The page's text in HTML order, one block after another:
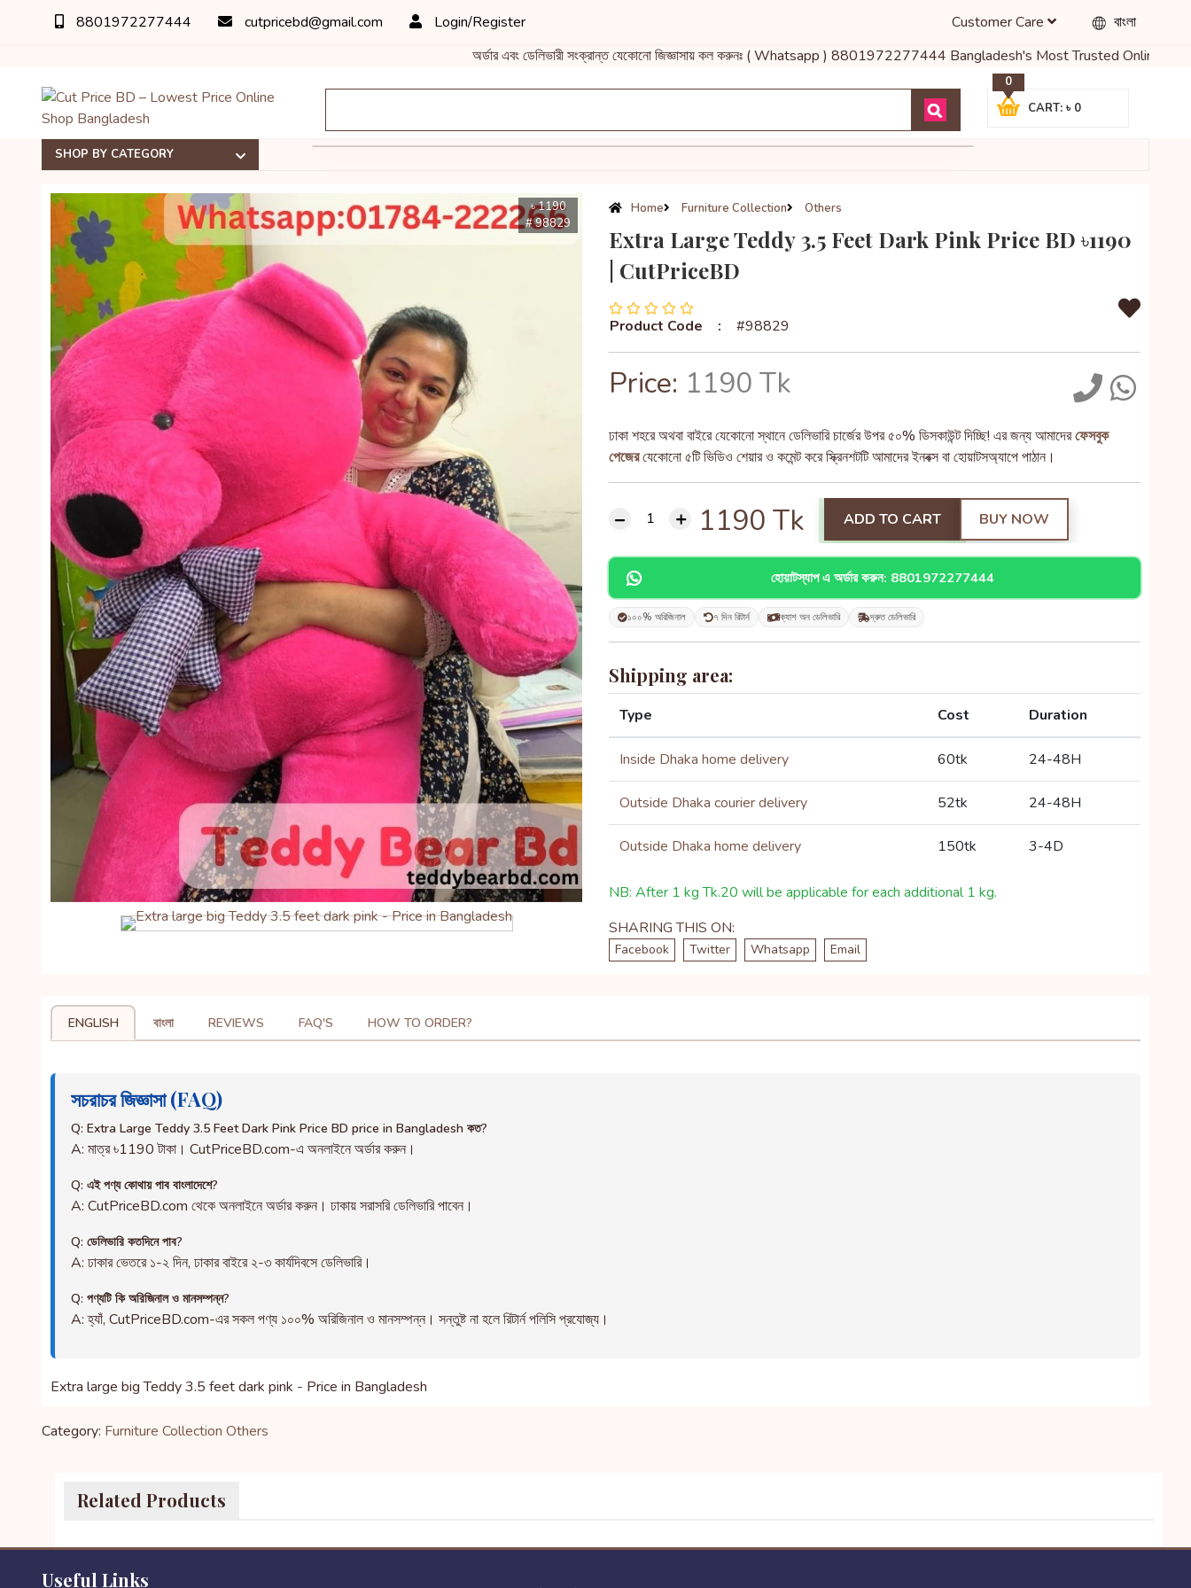
8801972277444 cutpricebd@gmail.com Login/Register বাংলা
Customer Care
অর্ডার এবং ডেলিভারী সংক্রান্ত যেকোনো জিজ্ঞাসায় কল করুনঃ ( Whatsapp ) 8801972277444 Bangladesh's Most Trusted Online Shop
CART: ৳ 0
0
SHOP BY CATEGORY
৳ 1190
# 98829
Home Furniture Collection Others
Extra Large Teddy 3.5 Feet Dark Pink Price BD ৳1190
| CutPriceBD
Product Code : #98829
Price: 1190 Tk
ঢাকা শহরে অথবা বাইরে যেকোনো স্থানে ডেলিভারি চার্জের উপর ৫০% ডিসকাউন্ট দিচ্ছি! এর জন্য আমাদেরফেসবুক
পেজেরযেকোনো ৫টি ভিডিও শেয়ার ও কমেন্ট করে স্ক্রিনশটটি আমাদের ইনবক্স বা হোয়াটসঅ্যাপে পাঠান।
1190 Tk ADD TO CART BUY NOW
হোয়াটস্যাপ এ অর্ডার করুন: 8801972277444
১০০% অরিজিনাল ৭ দিন রিটার্ন ক্যাশ অন ডেলিভারি দ্রুত ডেলিভারি
Shipping area:
Type Cost Duration
Inside Dhaka home delivery 60tk 24-48H
Outside Dhaka courier delivery 52tk 24-48H
Outside Dhaka home delivery 150tk 3-4D
NB: After 1 kg Tk.20 will be applicable for each additional 1 kg.
SHARING THIS ON:
Facebook Twitter Whatsapp Email
ENGLISH বাংলা REVIEWS FAQ'S HOW TO ORDER?
সচরাচর জিজ্ঞাসা (FAQ)
Q: Extra Large Teddy 3.5 Feet Dark Pink Price BD price in Bangladesh কত?
A: মাত্র ৳1190 টাকা। CutPriceBD.com-এ অনলাইনে অর্ডার করুন।
Q: এই পণ্য কোথায় পাব বাংলাদেশে?
A: CutPriceBD.com থেকে অনলাইনে অর্ডার করুন। ঢাকায় সরাসরি ডেলিভারি পাবেন।
Q: ডেলিভারি কতদিনে পাব?
A: ঢাকার ভেতরে ১-২ দিন, ঢাকার বাইরে ২-৩ কার্যদিবসে ডেলিভারি।
Q: পণ্যটি কি অরিজিনাল ও মানসম্পন্ন?
A: হ্যাঁ, CutPriceBD.com-এর সকল পণ্য ১০০% অরিজিনাল ও মানসম্পন্ন। সন্তুষ্ট না হলে রিটার্ন পলিসি প্রযোজ্য।
Extra large big Teddy 3.5 feet dark pink - Price in Bangladesh
Category: Furniture Collection Others
Related Products
Useful Links